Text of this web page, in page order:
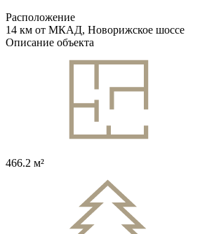
Расположение
14 км от МКАД, Новорижское шоссе
Описание объекта
466.2 м²